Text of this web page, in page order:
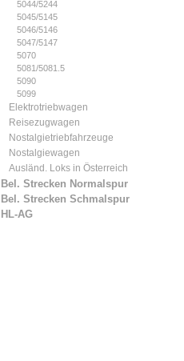
5044/5244
5045/5145
5046/5146
5047/5147
5070
5081/5081.5
5090
5099
Elektrotriebwagen
Reisezugwagen
Nostalgietriebfahrzeuge
Nostalgiewagen
Ausländ. Loks in Österreich
Bel. Strecken Normalspur
Bel. Strecken Schmalspur
HL-AG